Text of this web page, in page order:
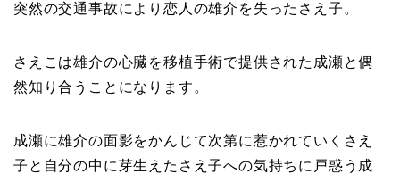
突然の交通事故により恋人の雄介を失ったさえ子。
さえこは雄介の心臓を移植手術で提供された成瀬と偶
然知り合うことになります。
成瀬に雄介の面影をかんじて次第に惹かれていくさえ
子と自分の中に芽生えたさえ子への気持ちに戸惑う成